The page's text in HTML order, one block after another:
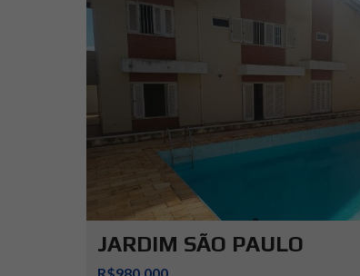
JARDIM SÃO PAULO